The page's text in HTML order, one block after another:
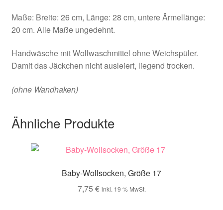
Maße: Breite: 26 cm, Länge: 28 cm, untere Ärmellänge:
20 cm. Alle Maße ungedehnt.
Handwäsche mit Wollwaschmittel ohne Weichspüler.
Damit das Jäckchen nicht ausleiert, liegend trocken.
(ohne Wandhaken)
Ähnliche Produkte
Baby-Wollsocken, Größe 17
7,75 € inkl. 19 % MwSt.